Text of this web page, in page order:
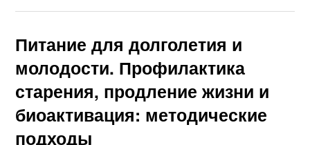
Питание для долголетия и
молодости. Профилактика
старения, продление жизни и
биоактивация: методические
подходы